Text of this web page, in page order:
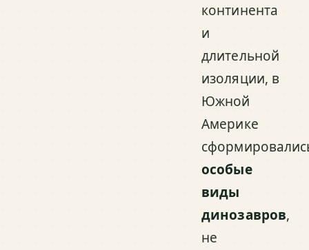
континента
и
длительной
изоляции, в
Южной
Америке
особые
виды
динозавров,
не